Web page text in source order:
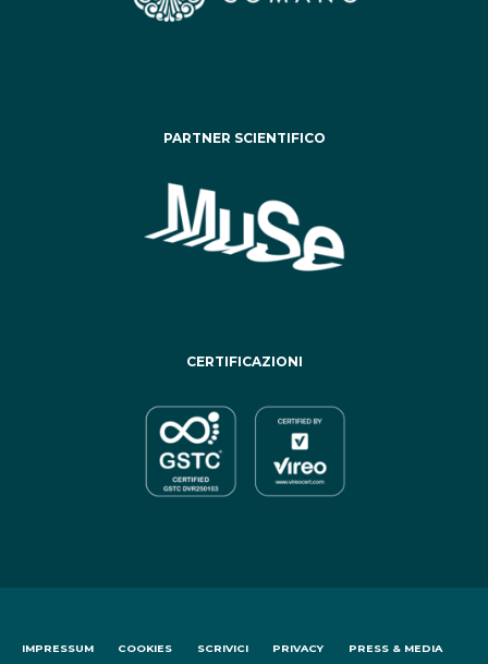
PARTNER SCIENTIFICO
CERTIFICAZIONI
IMPRESSUM COOKIES SCRIVICI PRIVACY PRESS & MEDIA